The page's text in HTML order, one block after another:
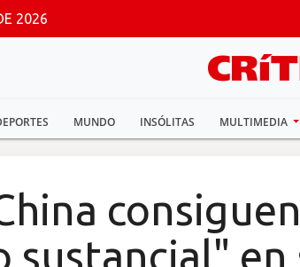
2026
MUNDO INSÓLITAS MULTIMEDIA
consiguen
sustancial" en